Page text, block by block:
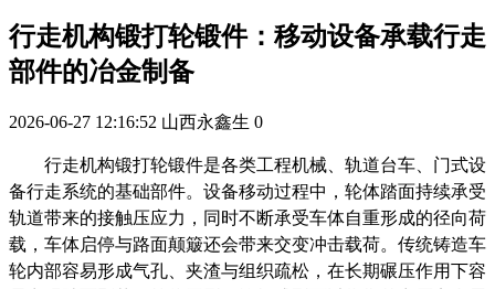
行走机构锻打轮锻件：移动设备承载行走
部件的冶金制备
2026-06-27 12:16:52 山西永鑫生 0
行走机构锻打轮锻件是各类工程机械、轨道台车、门式设
备行走系统的基础部件。设备移动过程中，轮体踏面持续承受
轨道带来的接触压应力，同时不断承受车体自重形成的径向荷
载，车体启停与路面颠簸还会带来交变冲击载荷。传统铸造车
轮内部容易形成气孔、夹渣与组织疏松，在长期碾压作用下容